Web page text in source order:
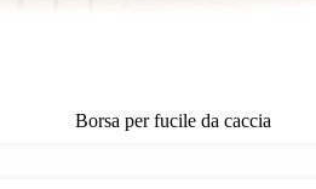
Borsa per fucile da caccia